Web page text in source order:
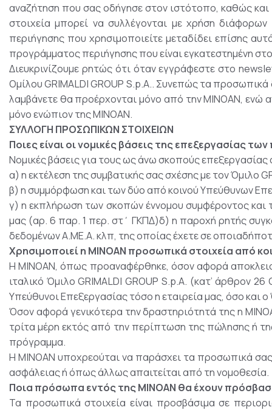
αναζήτηση που σας οδήγησε στον ιστότοπο, καθώς και
στοιχεία μπορεί να συλλέγονται με χρήση
περιήγησης που χρησιμοποιείτε μεταδίδει επίσης
προγράμματος περιήγησης που είναι εγκατεστημένη
Διευκρινίζουμε ρητώς ότι όταν εγγράφεστε στο
Ομίλου GRIMALDI GROUP S.p.A.. Συνεπώς τα
λαμβάνετε θα προέρχονται μόνο από την ΜΙΝΟΑΝ, ενώ
μόνο ενώπιον της ΜΙΝΟΑΝ.
ΣΥΛΛΟΓΗ ΠΡΟΣΩΠΙΚΩΝ ΣΤΟΙΧΕΙΩΝ
Ποιες είναι οι νομικές βάσεις της επεξεργασίας
Νομικές βάσεις για τους ως άνω σκοπούς
α) η εκτέλεση της συμβατικής σας σχέσης με τον Όμιλο
β) η συμμόρφωση και των δύο από κοινού Υπεύθυνων
γ) η εκπλήρωση των σκοπών έννομου συμφέροντος και
μας (αρ. 6 παρ. 1 περ. στ΄ ΓΚΠΔ)δ) η παροχή ρητής
δεδομένων Α.ΜΕ.Α. κλπ, της οποίας έχετε σε
Χρησιμοποιεί η MINOAN προσωπικά στοιχεία από
Η ΜΙΝΟΑΝ, όπως προαναφέρθηκε, όσον αφορά
ιταλικό Όμιλο GRIMALDI GROUP S.p.A. (κατ’ άρθρον
Υπεύθυνοι Επεξεργασίας τόσο η εταιρεία μας, όσο και ο
Όσον αφορά γενικότερα την δραστηριότητά της η
τρίτα μέρη εκτός από την περίπτωση της πώλησης ή
πρόγραμμα.
Η MINOAN υποχρεούται να παράσχει τα προσωπικά
ασφάλειας ή όπως άλλως απαιτείται από τη νομοθεσία.
Ποια πρόσωπα εντός της MINOAN θα έχουν
Τα προσωπικά στοιχεία είναι προσβάσιμα σε